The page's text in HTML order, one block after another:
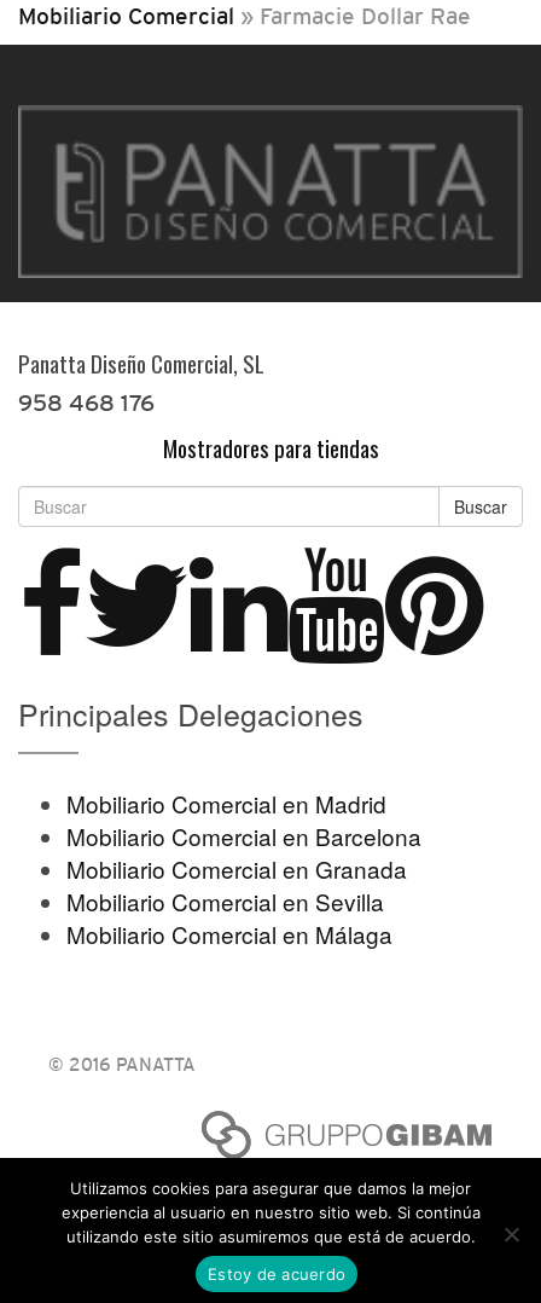
Mobiliario Comercial » Farmacie Dollar Rae
Panatta Diseño Comercial, SL
958 468 176
Mostradores para tiendas
Buscar
Principales Delegaciones
Mobiliario Comercial en Madrid
Mobiliario Comercial en Barcelona
Mobiliario Comercial en Granada
Mobiliario Comercial en Sevilla
Mobiliario Comercial en Málaga
© 2016 PANATTA
Utilizamos cookies para asegurar que damos la mejor
experiencia al usuario en nuestro sitio web. Si continúa
utilizando este sitio asumiremos que está de acuerdo.
Estoy de acuerdo